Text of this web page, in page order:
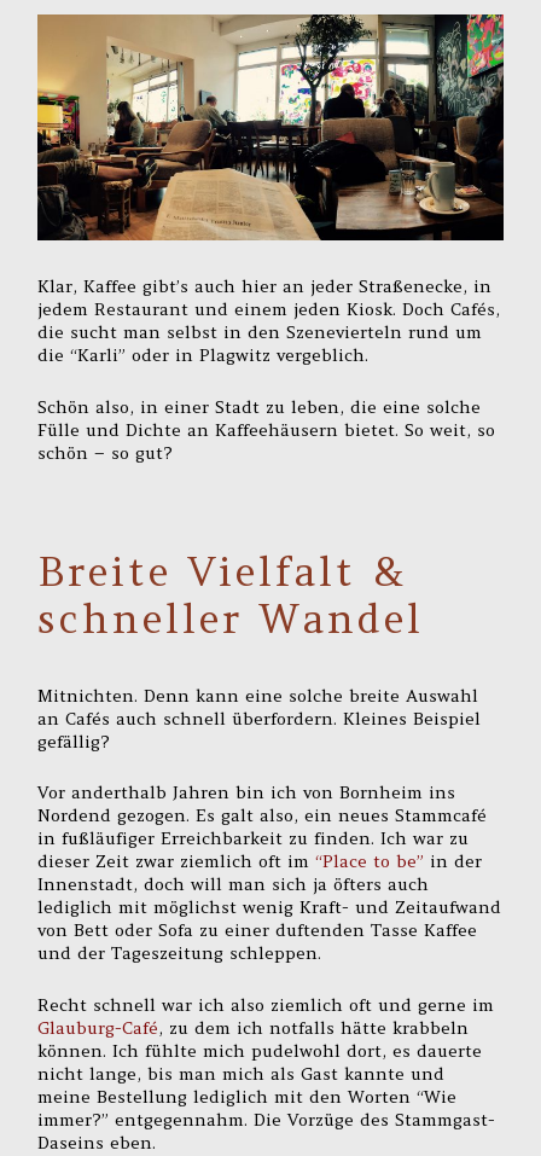
Klar, Kaffee gibt’s auch hier an jeder Straßenecke, in
jedem Restaurant und einem jeden Kiosk. Doch Cafés,
die sucht man selbst in den Szenevierteln rund um
die “Karli” oder in Plagwitz vergeblich.
Schön also, in einer Stadt zu leben, die eine solche
Fülle und Dichte an Kaffeehäusern bietet. So weit, so
schön – so gut?
Breite Vielfalt &
schneller Wandel
Mitnichten. Denn kann eine solche breite Auswahl
an Cafés auch schnell überfordern. Kleines Beispiel
gefällig?
Vor anderthalb Jahren bin ich von Bornheim ins
Nordend gezogen. Es galt also, ein neues Stammcafé
in fußläufiger Erreichbarkeit zu finden. Ich war zu
dieser Zeit zwar ziemlich oft im“Place to be” in der
Innenstadt, doch will man sich ja öfters auch
lediglich mit möglichst wenig Kraft- und Zeitaufwand
von Bett oder Sofa zu einer duftenden Tasse Kaffee
und der Tageszeitung schleppen.
Recht schnell war ich also ziemlich oft und gerne im
Glauburg-Café, zu dem ich notfalls hätte krabbeln
können. Ich fühlte mich pudelwohl dort, es dauerte
nicht lange, bis man mich als Gast kannte und
meine Bestellung lediglich mit den Worten “Wie
immer?” entgegennahm. Die Vorzüge des Stammgast-
Daseins eben.